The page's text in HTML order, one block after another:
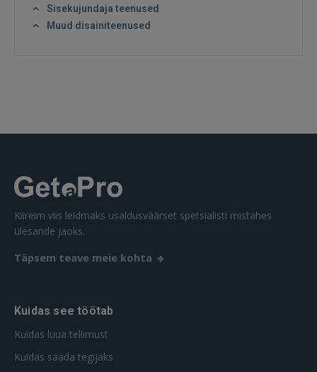
Unustasite parooli?
Ei ole veel registreerunud?
REGISTREERIMINE
Sisekujundaja teenused
Muud disainiteenused
Kiireim viis leidmaks usaldusväärset spetsialisti mistahes
ülesande jaoks.
Täpsem teave meie kohta
Kuidas see töötab
Kuidas luua tellimust
Kuidas saada tegijaks